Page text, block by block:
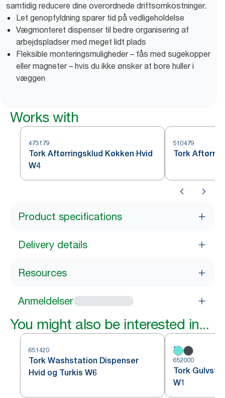
samtidig reducere dine overordnede driftsomkostninger.
Let genopfyldning sparer tid på vedligeholdelse
Vægmonteret dispenser til bedre organisering af
arbejdspladser med meget lidt plads
Fleksible monteringsmuligheder – fås med sugekopper
eller magneter – hvis du ikke ønsker at bore huller i
væggen
Works with
473179
Tork Aftørringsklud Køkken Hvid
W4
510479
Tork
Product specifications
Delivery details
Resources
Anmeldelser
You might also be interested in...
651420
Tork Washstation Dispenser
Hvid og Turkis W6
652000
Tork
W1